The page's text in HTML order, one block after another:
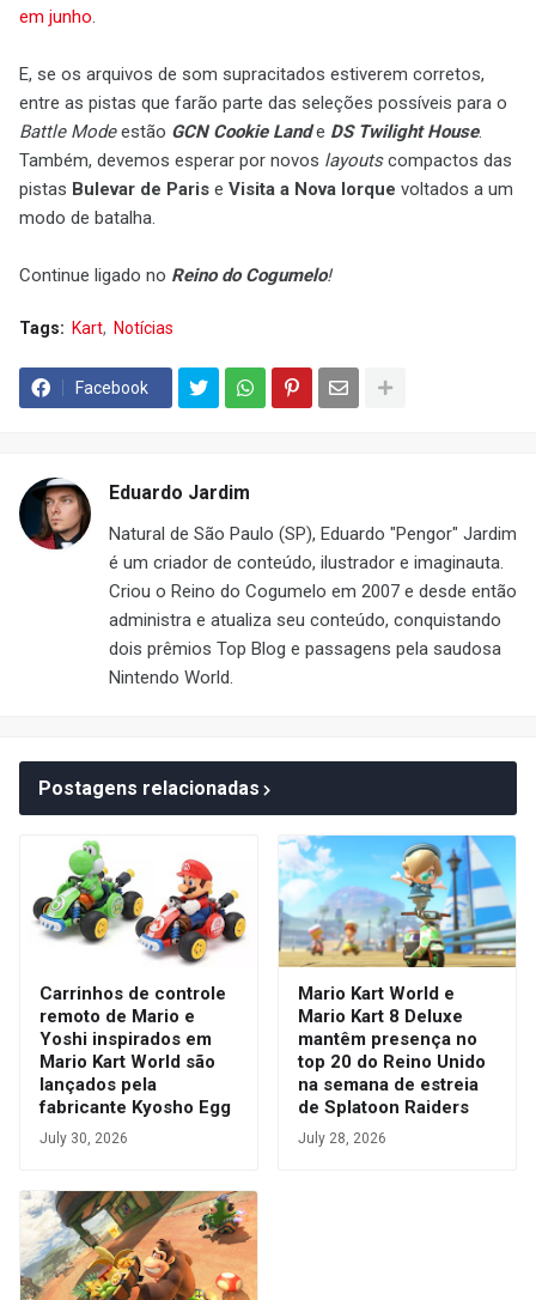
em junho.
E, se os arquivos de som supracitados estiverem corretos,
entre as pistas que farão parte das seleções possíveis para o
Battle Modeestão GCN Cookie Lande DS Twilight House.
Também, devemos esperar por novos layoutscompactos das
pistas Bulevar de Paris e Visita a Nova Iorque voltados a um
modo de batalha.
Continue ligado no Reino do Cogumelo!
Tags: Kart Notícias
Facebook
Eduardo Jardim
Natural de São Paulo (SP), Eduardo "Pengor" Jardim
é um criador de conteúdo, ilustrador e imaginauta.
Criou o Reino do Cogumelo em 2007 e desde então
administra e atualiza seu conteúdo, conquistando
dois prêmios Top Blog e passagens pela saudosa
Nintendo World.
Postagens relacionadas
Carrinhos de controle
remoto de Mario e
Yoshi inspirados em
Mario Kart World são
lançados pela
fabricante Kyosho Egg
July 30, 2026
Mario Kart World e
Mario Kart 8 Deluxe
mantêm presença no
top 20 do Reino Unido
na semana de estreia
de Splatoon Raiders
July 28, 2026